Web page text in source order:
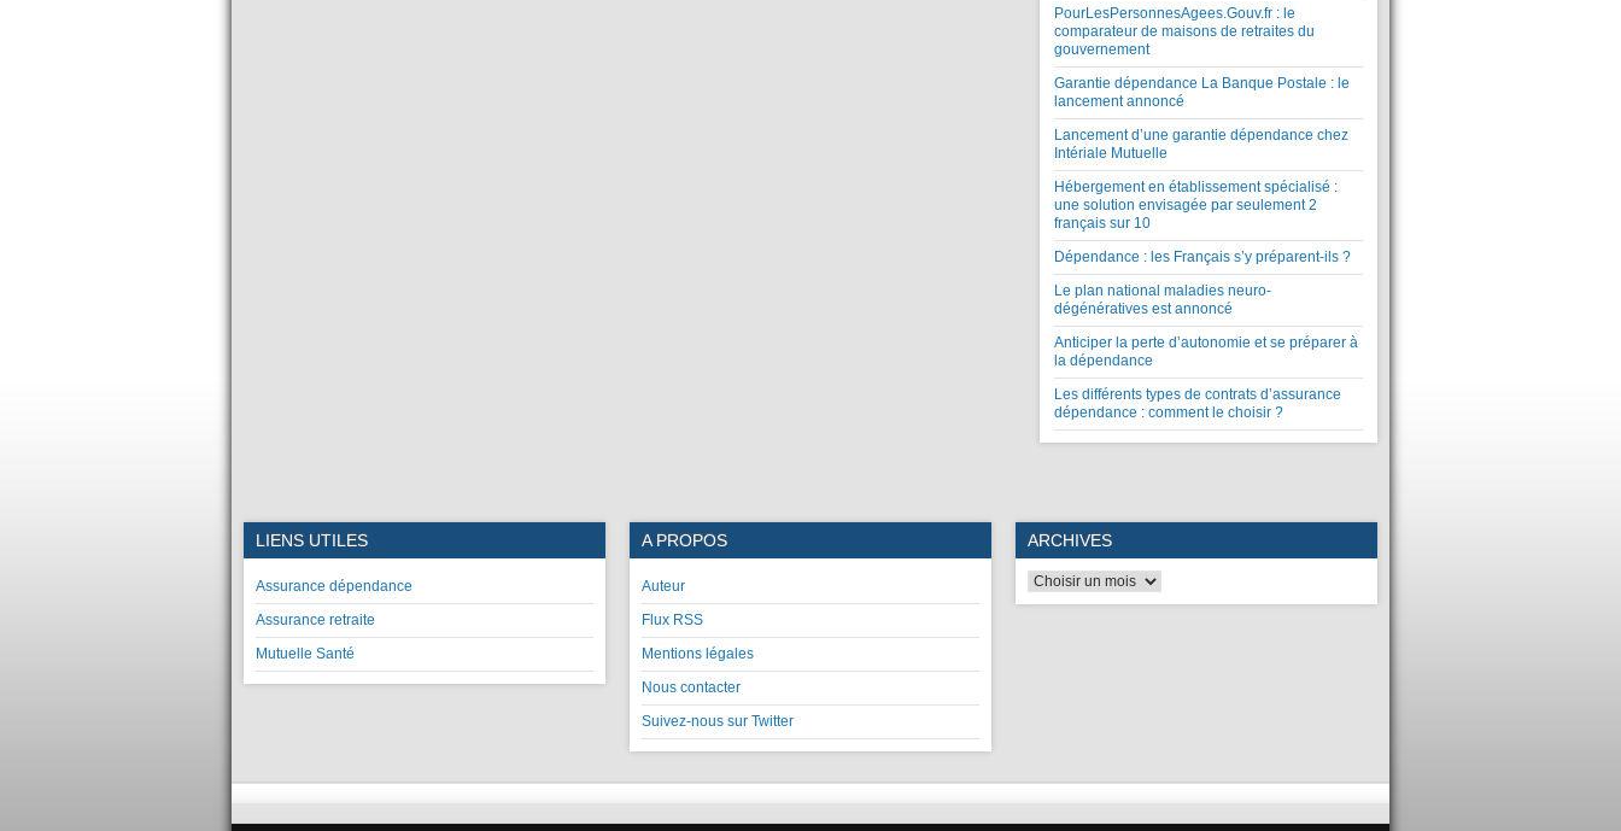
PourLesPersonnesAgees.Gouv.fr : le
comparateur de maisons de retraites du
gouvernement
Garantie dépendance La Banque Postale : le
lancement annoncé
Lancement d’une garantie dépendance chez
Intériale Mutuelle
Hébergement en établissement spécialisé :
une solution envisagée par seulement 2
français sur 10
Dépendance : les Français s’y préparent-ils ?
Le plan national maladies neuro-
dégénératives est annoncé
Anticiper la perte d’autonomie et se préparer à
la dépendance
Les différents types de contrats d’assurance
dépendance : comment le choisir ?
LIENS UTILES
Assurance dépendance
Assurance retraite
Mutuelle Santé
A PROPOS
Auteur
Flux RSS
Mentions légales
Nous contacter
Suivez-nous sur Twitter
ARCHIVES